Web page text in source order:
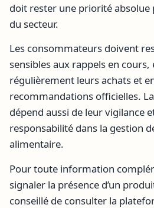
doit rester une priorité absolue
du secteur.
Les consommateurs doivent
sensibles aux rappels en
régulièrement leurs achats et
recommandations officielles.
dépend aussi de leur vigilance
responsabilité dans la gestion
alimentaire.
Pour toute information
signaler la présence d’un
conseillé de consulter la